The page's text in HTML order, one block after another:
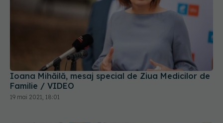
Ioana Mihăilă, mesaj special de Ziua Medicilor de
Familie / VIDEO
19 mai 2021, 18:01